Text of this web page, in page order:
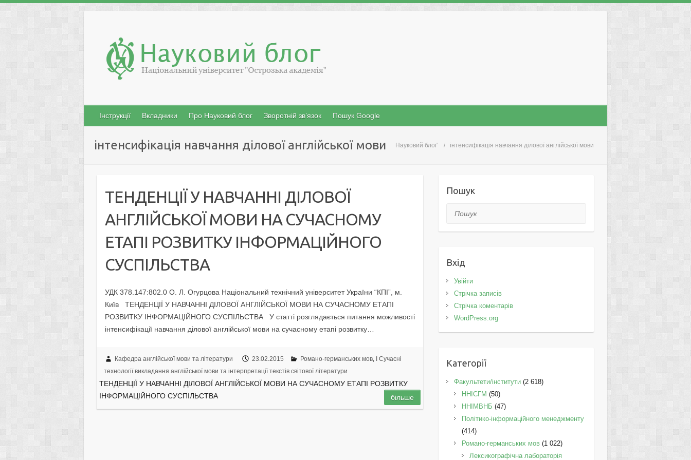
content
Інструкції Вкладники Про Науковий блог Зворотній зв’язок Пошук Google
Науковий блоґ інтенсифікація навчання ділової англійської мови
інтенсифікація навчання ділової англійської мови
ТЕНДЕНЦІЇ У НАВЧАННІ ДІЛОВОЇ
АНГЛІЙСЬКОЇ МОВИ НА СУЧАСНОМУ
ЕТАПІ РОЗВИТКУ ІНФОРМАЦІЙНОГО
СУСПІЛЬСТВА
УДК 378.147:802.0 О. Л. Огурцова Національний технічний університет України “КПІ”, м.
Київ ТЕНДЕНЦІЇ У НАВЧАННІ ДІЛОВОЇ АНГЛІЙСЬКОЇ МОВИ НА СУЧАСНОМУ ЕТАПІ
РОЗВИТКУ ІНФОРМАЦІЙНОГО СУСПІЛЬСТВА У статті розглядається питання можливості
інтенсифікації навчання ділової англійської мови на сучасному етапі розвитку…
Кафедра англійської мови та літератури 23.02.2015 Романо-германських мов,
I Cучасні
технології викладання англійської мови та інтерпретації текстів світової літератури
ТЕНДЕНЦІЇ У НАВЧАННІ ДІЛОВОЇ АНГЛІЙСЬКОЇ МОВИ НА СУЧАСНОМУ ЕТАПІ РОЗВИТКУ
ІНФОРМАЦІЙНОГО СУСПІЛЬСТВА
більше
Пошук
Пошук
Вхід
Увійти
Стрічка записів
Стрічка коментарів
WordPress.org
Категорії
Факультети/інститути(2 618)
ННІСГМ (50)
ННІМВНБ (47)
Політико-інформаційного менеджменту
(414)
Романо-германських мов(1 022)
Лексикографічна лабораторія